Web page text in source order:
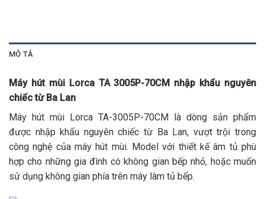
MÔ TẢ
Máy hút mùi Lorca TA 3005P-70CM nhập khẩu nguyên
chiếc từ Ba Lan
Máy hút mùi Lorca TA-3005P-70CM là dòng sản phẩm
được nhập khẩu nguyên chiếc từ Ba Lan, vượt trội trong
công nghệ của máy hút mùi. Model với thiết kế âm tủ phù
hợp cho những gia đình có không gian bếp nhỏ, hoặc muốn
sử dụng không gian phía trên máy làm tủ bếp.